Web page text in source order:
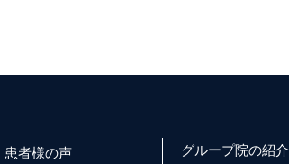
患者様の声
グループ院の紹介